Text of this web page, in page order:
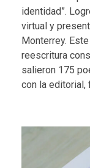
identidad”.
virtual y
Monterrey.
reescritura
salieron 175
con la editorial,